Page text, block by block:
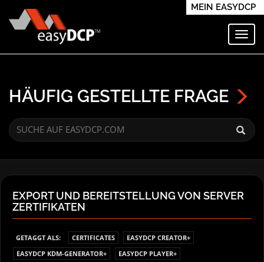
MEIN EASYDCP
HÄUFIG GESTELLTE FRAGE
EXPORT UND BEREITSTELLUNG VON SERVER
ZERTIFIKATEN
GETAGGT ALS: CERTIFICATES
EASYDCP CREATOR+
EASYDCP KDM-GENERATOR+
EASYDCP PLAYER+